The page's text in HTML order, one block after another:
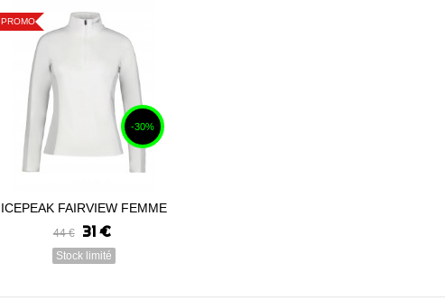
PROMO
-30%
Voir
ICEPEAK FAIRVIEW FEMME
2023
44 € 31 €
Stock limité